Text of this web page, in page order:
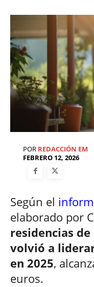
POR REDACCIÓN EM
FEBRERO 12, 2026
Según el
elaborado por
residencias
volvió a
en 2025,
euros.